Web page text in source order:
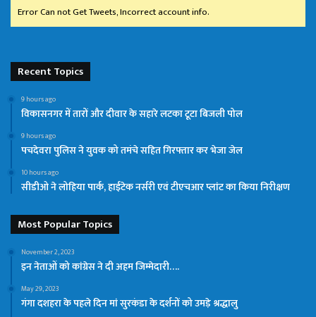
Error Can not Get Tweets, Incorrect account info.
Recent Topics
9 hours ago
विकासनगर में तारों और दीवार के सहारे लटका टूटा बिजली पोल
9 hours ago
पचदेवरा पुलिस ने युवक को तमंचे सहित गिरफ्तार कर भेजा जेल
10 hours ago
सीडीओ ने लोहिया पार्क, हाईटेक नर्सरी एवं टीएचआर प्लांट का किया निरीक्षण
Most Popular Topics
November 2, 2023
इन नेताओं को कांग्रेस ने दी अहम जिम्मेदारी….
May 29, 2023
गंगा दशहरा के पहले दिन मां सुरकंडा के दर्शनों को उमड़े श्रद्धालु